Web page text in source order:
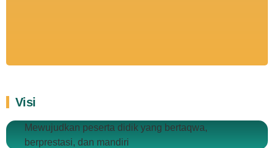
Visi
Mewujudkan peserta didik yang bertaqwa,
berprestasi, dan mandiri